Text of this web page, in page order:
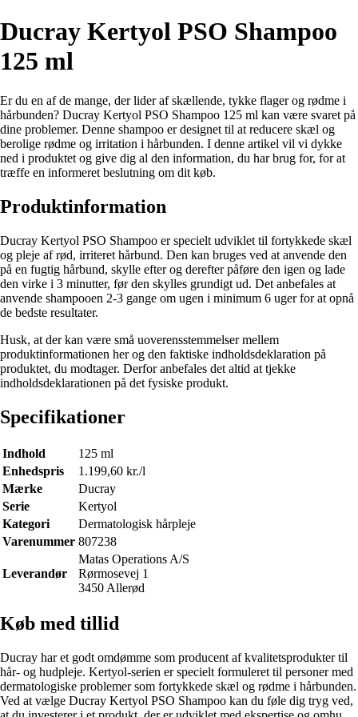
Ducray Kertyol PSO Shampoo
125 ml
Er du en af de mange, der lider af skællende, tykke flager og rødme i
hårbunden? Ducray Kertyol PSO Shampoo 125 ml kan være svaret på
dine problemer. Denne shampoo er designet til at reducere skæl og
berolige rødme og irritation i hårbunden. I denne artikel vil vi dykke
ned i produktet og give dig al den information, du har brug for, for at
træffe en informeret beslutning om dit køb.
Produktinformation
Ducray Kertyol PSO Shampoo er specielt udviklet til fortykkede skæl
og pleje af rød, irriteret hårbund. Den kan bruges ved at anvende den
på en fugtig hårbund, skylle efter og derefter påføre den igen og lade
den virke i 3 minutter, før den skylles grundigt ud. Det anbefales at
anvende shampooen 2-3 gange om ugen i minimum 6 uger for at opnå
de bedste resultater.
Husk, at der kan være små uoverensstemmelser mellem
produktinformationen her og den faktiske indholdsdeklaration på
produktet, du modtager. Derfor anbefales det altid at tjekke
indholdsdeklarationen på det fysiske produkt.
Specifikationer
Indhold
125 ml
Enhedspris
1.199,60 kr./l
Mærke
Ducray
Serie
Kertyol
Kategori
Dermatologisk hårpleje
Varenummer 807238
Leverandør
Matas Operations A/S
Rørmosevej 1
3450 Allerød
Køb med tillid
Ducray har et godt omdømme som producent af kvalitetsprodukter til
hår- og hudpleje. Kertyol-serien er specielt formuleret til personer med
dermatologiske problemer som fortykkede skæl og rødme i hårbunden.
Ved at vælge Ducray Kertyol PSO Shampoo kan du føle dig tryg ved,